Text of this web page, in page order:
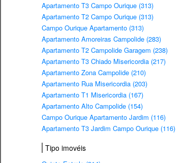
Apartamento T3 Campo Ourique (313)
Apartamento T2 Campo Ourique (313)
Campo Ourique Apartamento (313)
Apartamento Amoreiras Campolide (283)
Apartamento T2 Campolide Garagem (238)
Apartamento T3 Chiado Misericordia (217)
Apartamento Zona Campolide (210)
Apartamento Rua Misericordia (203)
Apartamento T1 Misericordia (167)
Apartamento Alto Campolide (154)
Campo Ourique Apartamento Jardim (116)
Apartamento T3 Jardim Campo Ourique (116)
Tipo imovéis